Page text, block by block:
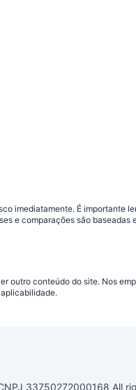
imediatamente. É importante
e comparações são baseadas
outro conteúdo do site. Nos
33750272000168 All